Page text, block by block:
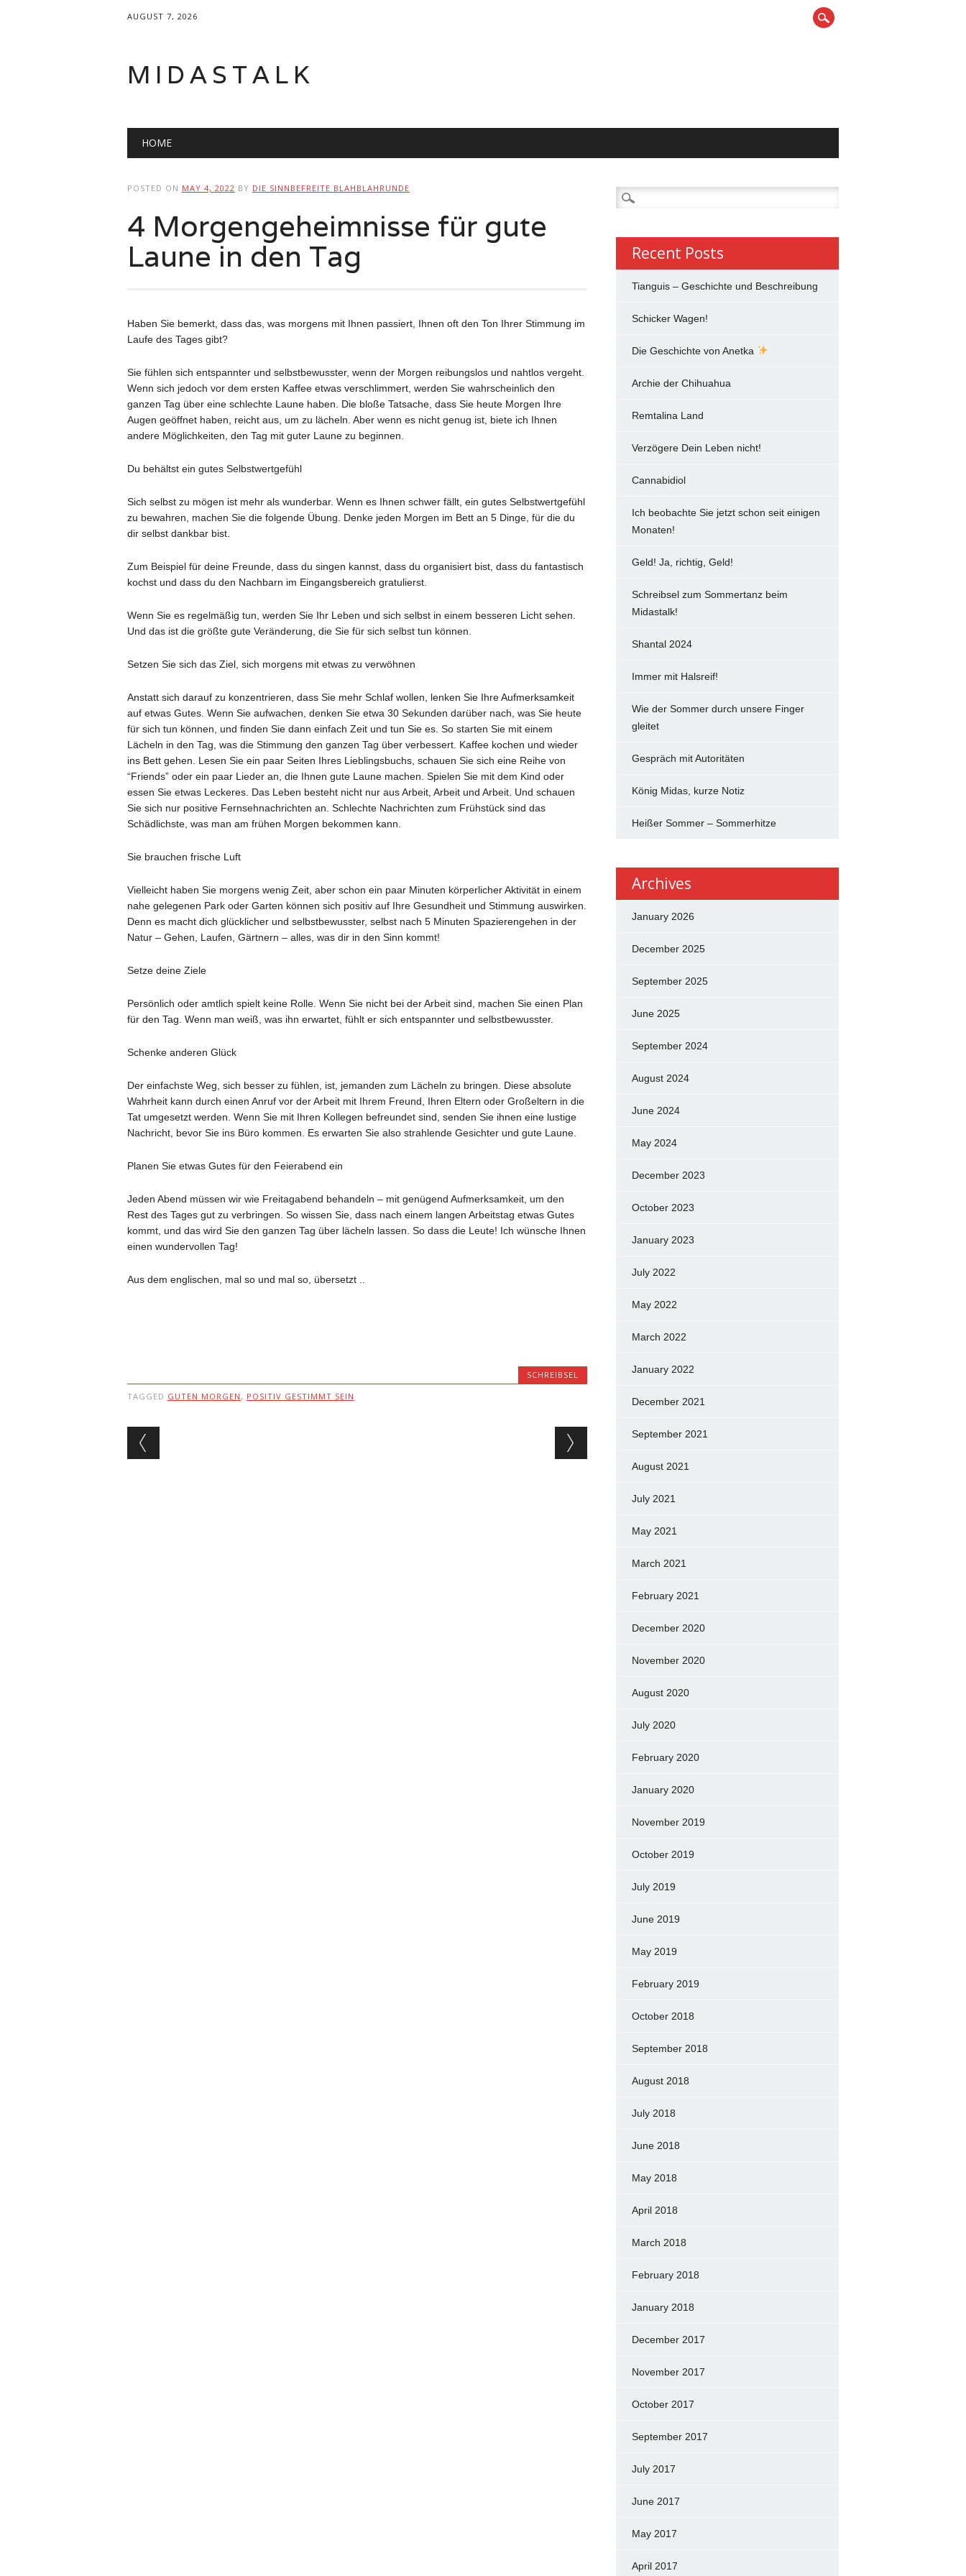
AUGUST 7, 2026
MIDASTALK
Main menu
HOME
POSTED ON MAY 4, 2022 BY DIE SINNBEFREITE BLAHBLAHRUNDE
4 Morgengeheimnisse für gute
Laune in den Tag
Haben Sie bemerkt, dass das, was morgens mit Ihnen passiert, Ihnen oft den Ton Ihrer Stimmung im
Laufe des Tages gibt?
Sie fühlen sich entspannter und selbstbewusster, wenn der Morgen reibungslos und nahtlos vergeht.
Wenn sich jedoch vor dem ersten Kaffee etwas verschlimmert, werden Sie wahrscheinlich den
ganzen Tag über eine schlechte Laune haben. Die bloße Tatsache, dass Sie heute Morgen Ihre
Augen geöffnet haben, reicht aus, um zu lächeln. Aber wenn es nicht genug ist, biete ich Ihnen
andere Möglichkeiten, den Tag mit guter Laune zu beginnen.
Du behältst ein gutes Selbstwertgefühl
Sich selbst zu mögen ist mehr als wunderbar. Wenn es Ihnen schwer fällt, ein gutes Selbstwertgefühl
zu bewahren, machen Sie die folgende Übung. Denke jeden Morgen im Bett an 5 Dinge, für die du
dir selbst dankbar bist.
Zum Beispiel für deine Freunde, dass du singen kannst, dass du organisiert bist, dass du fantastisch
kochst und dass du den Nachbarn im Eingangsbereich gratulierst.
Wenn Sie es regelmäßig tun, werden Sie Ihr Leben und sich selbst in einem besseren Licht sehen.
Und das ist die größte gute Veränderung, die Sie für sich selbst tun können.
Setzen Sie sich das Ziel, sich morgens mit etwas zu verwöhnen
Anstatt sich darauf zu konzentrieren, dass Sie mehr Schlaf wollen, lenken Sie Ihre Aufmerksamkeit
auf etwas Gutes. Wenn Sie aufwachen, denken Sie etwa 30 Sekunden darüber nach, was Sie heute
für sich tun können, und finden Sie dann einfach Zeit und tun Sie es. So starten Sie mit einem
Lächeln in den Tag, was die Stimmung den ganzen Tag über verbessert. Kaffee kochen und wieder
ins Bett gehen. Lesen Sie ein paar Seiten Ihres Lieblingsbuchs, schauen Sie sich eine Reihe von
“Friends” oder ein paar Lieder an, die Ihnen gute Laune machen. Spielen Sie mit dem Kind oder
essen Sie etwas Leckeres. Das Leben besteht nicht nur aus Arbeit, Arbeit und Arbeit. Und schauen
Sie sich nur positive Fernsehnachrichten an. Schlechte Nachrichten zum Frühstück sind das
Schädlichste, was man am frühen Morgen bekommen kann.
Sie brauchen frische Luft
Vielleicht haben Sie morgens wenig Zeit, aber schon ein paar Minuten körperlicher Aktivität in einem
nahe gelegenen Park oder Garten können sich positiv auf Ihre Gesundheit und Stimmung auswirken.
Denn es macht dich glücklicher und selbstbewusster, selbst nach 5 Minuten Spazierengehen in der
Natur – Gehen, Laufen, Gärtnern – alles, was dir in den Sinn kommt!
Setze deine Ziele
Persönlich oder amtlich spielt keine Rolle. Wenn Sie nicht bei der Arbeit sind, machen Sie einen Plan
für den Tag. Wenn man weiß, was ihn erwartet, fühlt er sich entspannter und selbstbewusster.
Schenke anderen Glück
Der einfachste Weg, sich besser zu fühlen, ist, jemanden zum Lächeln zu bringen. Diese absolute
Wahrheit kann durch einen Anruf vor der Arbeit mit Ihrem Freund, Ihren Eltern oder Großeltern in die
Tat umgesetzt werden. Wenn Sie mit Ihren Kollegen befreundet sind, senden Sie ihnen eine lustige
Nachricht, bevor Sie ins Büro kommen. Es erwarten Sie also strahlende Gesichter und gute Laune.
Planen Sie etwas Gutes für den Feierabend ein
Jeden Abend müssen wir wie Freitagabend behandeln – mit genügend Aufmerksamkeit, um den
Rest des Tages gut zu verbringen. So wissen Sie, dass nach einem langen Arbeitstag etwas Gutes
kommt, und das wird Sie den ganzen Tag über lächeln lassen. So dass die Leute! Ich wünsche Ihnen
einen wundervollen Tag!
Aus dem englischen, mal so und mal so, übersetzt ..
SCHREIBSEL
TAGGED GUTEN MORGEN , POSITIV GESTIMMT SEIN
Post navigation
Search
for:
Recent Posts
Tianguis – Geschichte und Beschreibung
Schicker Wagen!
Die Geschichte von Anetka
Archie der Chihuahua
Remtalina Land
Verzögere Dein Leben nicht!
Cannabidiol
Ich beobachte Sie jetzt schon seit einigen
Monaten!
Geld! Ja, richtig, Geld!
Schreibsel zum Sommertanz beim
Midastalk!
Shantal 2024
Immer mit Halsreif!
Wie der Sommer durch unsere Finger
gleitet
Gespräch mit Autoritäten
König Midas, kurze Notiz
Heißer Sommer – Sommerhitze
Archives
January 2026
December 2025
September 2025
June 2025
September 2024
August 2024
June 2024
May 2024
December 2023
October 2023
January 2023
July 2022
May 2022
March 2022
January 2022
December 2021
September 2021
August 2021
July 2021
May 2021
March 2021
February 2021
December 2020
November 2020
August 2020
July 2020
February 2020
January 2020
November 2019
October 2019
July 2019
June 2019
May 2019
February 2019
October 2018
September 2018
August 2018
July 2018
June 2018
May 2018
April 2018
March 2018
February 2018
January 2018
December 2017
November 2017
October 2017
September 2017
July 2017
June 2017
May 2017
April 2017